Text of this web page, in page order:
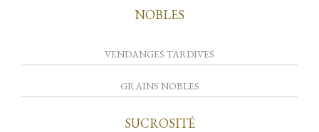
NOBLES
VENDANGES TARDIVES
GRAINS NOBLES
SUCROSITÉ